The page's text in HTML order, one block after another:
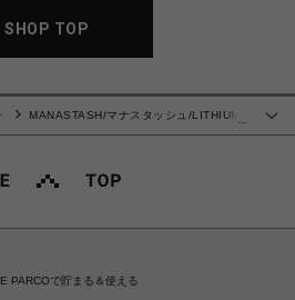
SHOP TOP
MANASTASH/マナスタッシュ/LITHIUM
PARCOで貯まる＆使える